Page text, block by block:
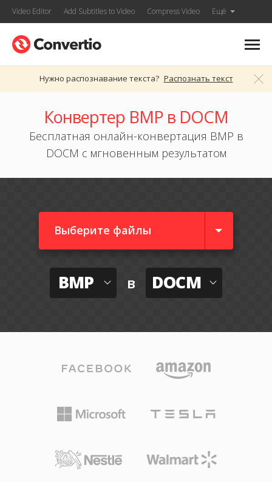
Video Editor Add Subtitles to Video Compress Video Ещё
Нужно распознавание текста? Распознать текст
Конвертер BMP в DOCM
Бесплатная онлайн-конвертация BMP в
DOCM с мгновенным результатом
Выберите файлы
BMP в DOCM